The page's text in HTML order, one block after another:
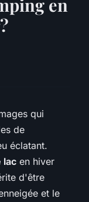
en
qui
de
éclatant.
lac en hiver
d'être
et le